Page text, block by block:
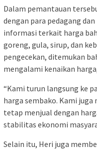
Dalam pemantauan
dengan para pedagang
informasi terkait harga
goreng, gula, sirup, dan
pengecekan, ditemukan
mengalami kenaikan
“Kami turun langsung ke
harga sembako. Kami
tetap menjual dengan
stabilitas ekonomi
Selain itu, Heri juga